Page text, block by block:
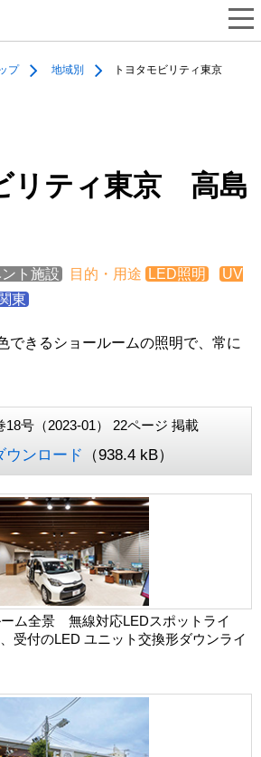
プ 地域別
トヨタモビリティ東京
リティ東京 高島
ト施設 目的・用途 LED照明
UV
東
できるショールームの照明で、常に
18号（2023-01） 22ページ 掲載
ウンロード （938.4 kB）
ーム全景 無線対応LEDスポットライ
受付のLED ユニット交換形ダウンライ